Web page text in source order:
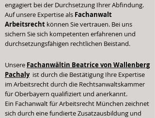
engagiert bei der Durchsetzung Ihrer Abfindung.
Auf unsere Expertise als Fachanwalt
Arbeitsrecht können Sie vertrauen. Bei uns
sichern Sie sich kompetenten erfahrenen und
durchsetzungsfähigen rechtlichen Beistand.
Unsere Fachanwältin Beatrice von Wallenberg
Pachalyist durch die Bestätigung Ihre Expertise
im Arbeitsrecht durch die Rechtsanwaltskammer
für Oberbayern qualifiziert und anerkannt.
Ein Fachanwalt für Arbeitsrecht München zeichnet
sich durch eine fundierte Zusatzausbildung und